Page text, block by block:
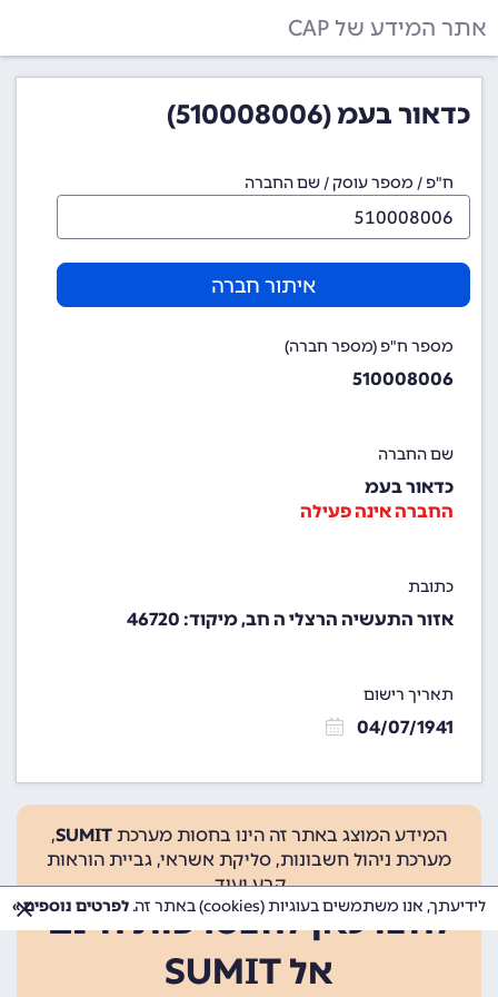
אתר המידע של CAP
כדאור בעמ (510008006)
ח"פ / מספר עוסק / שם החברה
איתור חברה
מספר ח"פ (מספר חברה)
510008006
שם החברה
כדאור בעמ
החברה אינה פעילה
כתובת
אזור התעשיה הרצלי ה חב, מיקוד: 46720
תאריך רישום
04/07/1941
המידע המוצג באתר זה הינו בחסות מערכת SUMIT
,
מערכת ניהול חשבונות, סליקת אשראי, גביית הוראות
קבע ועוד.
לחצו כאן להצטרפות חינם
אל SUMIT
לידיעתך, אנו משתמשים בעוגיות (cookies) באתר זה. לפרטים נוספים »